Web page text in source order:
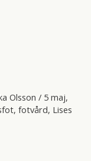
Olsson / 5 maj,
, fotvård, Lises